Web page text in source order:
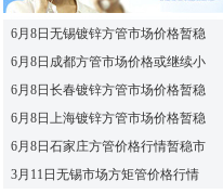
6月8日无锡镀锌方管市场价格暂稳
6月8日成都方管市场价格或继续小
6月8日长春镀锌方管市场价格暂稳
6月8日上海镀锌方管市场价格暂稳
6月8日石家庄方管价格行情暂稳市
3月11日无锡市场方矩管价格行情